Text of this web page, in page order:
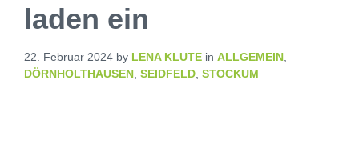
laden ein
22. Februar 2024 by LENA KLUTE in ALLGEMEIN
DÖRNHOLTHAUSEN SEIDFELD STOCKUM